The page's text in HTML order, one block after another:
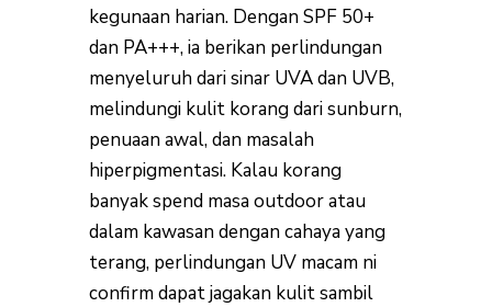
kegunaan harian. Dengan SPF 50+
dan PA+++, ia berikan perlindungan
menyeluruh dari sinar UVA dan UVB,
melindungi kulit korang dari sunburn,
penuaan awal, dan masalah
hiperpigmentasi. Kalau korang
banyak spend masa outdoor atau
dalam kawasan dengan cahaya yang
terang, perlindungan UV macam ni
confirm dapat jagakan kulit sambil